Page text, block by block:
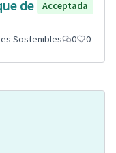
de
Acceptada
Sostenibles 0 0